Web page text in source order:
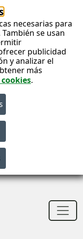
necesarias para
se usan
publicidad
y analizar el
más
.